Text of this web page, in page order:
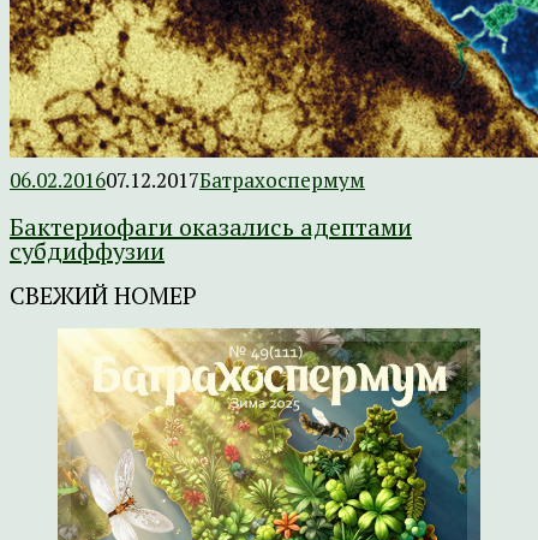
06.02.201607.12.2017Батрахоспермум
Бактериофаги оказались адептами
субдиффузии
СВЕЖИЙ НОМЕР